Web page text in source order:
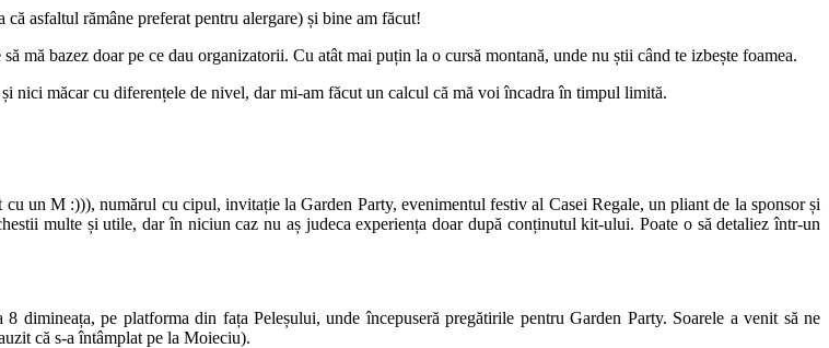
că asfaltul rămâne preferat pentru alergare) și bine am făcut!
mă bazez doar pe ce dau organizatorii. Cu atât mai puțin la o cursă montană, unde nu știi când te izbește foamea.
nici măcar cu diferențele de nivel, dar mi-am făcut un calcul că mă voi încadra în timpul limită.
un M :))), numărul cu cipul, invitație la Garden Party, evenimentul festiv al Casei Regale, un pliant de la sponsor și
multe și utile, dar în niciun caz nu aș judeca experiența doar după conținutul kit-ului. Poate o să detaliez într-un
dimineața, pe platforma din fața Peleșului, unde începuseră pregătirile pentru Garden Party. Soarele a venit să ne
că s-a întâmplat pe la Moieciu).